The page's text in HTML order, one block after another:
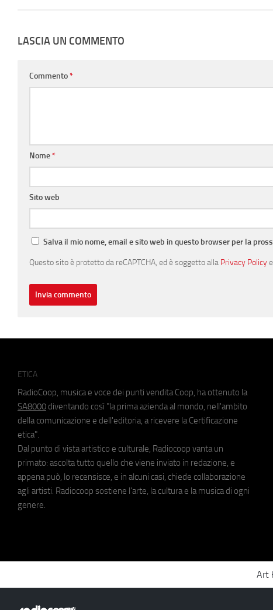
LASCIA UN COMMENTO
Commento*
Nome*
Sito web
Salva il mio nome, email e sito web in questo browser per la
Questo sito è protetto da reCAPTCHA, ed è soggetto alla Privacy Policy
ETICA
RadioCoop, musica e voce dei punti vendita Coop, ha ottenuto la
SA8000 diventando così "la prima azienda al mondo, nell'ambito
della comunicazione e dell'editoria, a ricevere la Certificazione
etica".
Dal punto di vista artistico e culturale, Radiocoop vanta un
primato: ascolta tutto quello che viene inviato in redazione, e
appena può, lo recensisce, e in alcuni casi, chiede collaborazione
agli artisti. Radiocoop sostiene l'arte, la cultura e la musica di ogni
genere.
Art